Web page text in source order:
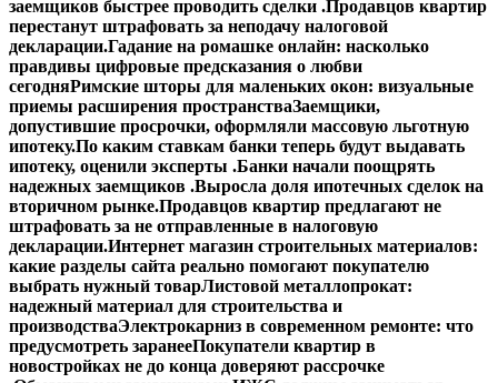
заемщиков быстрее проводить сделки .Продавцов квартир
перестанут штрафовать за неподачу налоговой
декларации.Гадание на ромашке онлайн: насколько
правдивы цифровые предсказания о любви
сегодняРимские шторы для маленьких окон: визуальные
приемы расширения пространстваЗаемщики,
допустившие просрочки, оформляли массовую льготную
ипотеку.По каким ставкам банки теперь будут выдавать
ипотеку, оценили эксперты .Банки начали поощрять
надежных заемщиков .Выросла доля ипотечных сделок на
вторичном рынке.Продавцов квартир предлагают не
штрафовать за не отправленные в налоговую
декларации.Интернет магазин строительных материалов:
какие разделы сайта реально помогают покупателю
выбрать нужный товарЛистовой металлопрокат:
надежный материал для строительства и
производстваЭлектрокарниз в современном ремонте: что
предусмотреть заранееПокупатели квартир в
новостройках не до конца доверяют рассрочке